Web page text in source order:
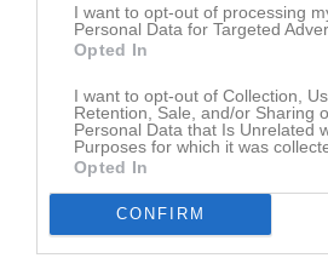
I want to opt-out of processing
Personal Data for Targeted
Opted In
I want to opt-out of Collection,
Retention, Sale, and/or Sharing
Personal Data that Is Unrelated
Purposes for which it was
Opted In
CONFIRM
Visa fler nyheter
Julius Brekkan ny huvudtränare i KIF
Förändring på tränarsidan
En vecka fylld av glädje, gemenskap
Kalender